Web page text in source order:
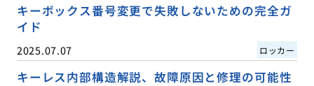
キーボックス番号変更で失敗しないための完全ガ
イド
2025.07.07 ロッカー
キーレス内部構造解説、故障原因と修理の可能性